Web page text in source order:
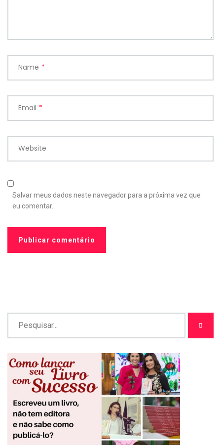
Name *
Email *
Website
Salvar meus dados neste navegador para a próxima vez que
eu comentar.